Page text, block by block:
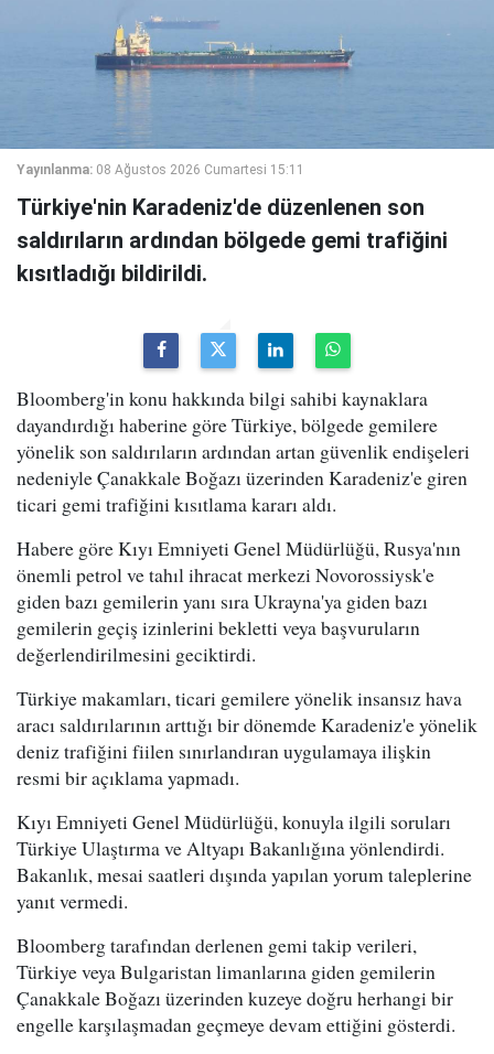
Yayınlanma: 08 Ağustos 2026 Cumartesi 15:11
Türkiye'nin Karadeniz'de düzenlenen son
saldırıların ardından bölgede gemi trafiğini
kısıtladığı bildirildi.
Bloomberg'in konu hakkında bilgi sahibi kaynaklara
dayandırdığı haberine göre Türkiye, bölgede gemilere
yönelik son saldırıların ardından artan güvenlik endişeleri
nedeniyle Çanakkale Boğazı üzerinden Karadeniz'e giren
ticari gemi trafiğini kısıtlama kararı aldı.
Habere göre Kıyı Emniyeti Genel Müdürlüğü, Rusya'nın
önemli petrol ve tahıl ihracat merkezi Novorossiysk'e
giden bazı gemilerin yanı sıra Ukrayna'ya giden bazı
gemilerin geçiş izinlerini bekletti veya başvuruların
değerlendirilmesini geciktirdi.
Türkiye makamları, ticari gemilere yönelik insansız hava
aracı saldırılarının arttığı bir dönemde Karadeniz'e yönelik
deniz trafiğini fiilen sınırlandıran uygulamaya ilişkin
resmi bir açıklama yapmadı.
Kıyı Emniyeti Genel Müdürlüğü, konuyla ilgili soruları
Türkiye Ulaştırma ve Altyapı Bakanlığına yönlendirdi.
Bakanlık, mesai saatleri dışında yapılan yorum taleplerine
yanıt vermedi.
Bloomberg tarafından derlenen gemi takip verileri,
Türkiye veya Bulgaristan limanlarına giden gemilerin
Çanakkale Boğazı üzerinden kuzeye doğru herhangi bir
engelle karşılaşmadan geçmeye devam ettiğini gösterdi.